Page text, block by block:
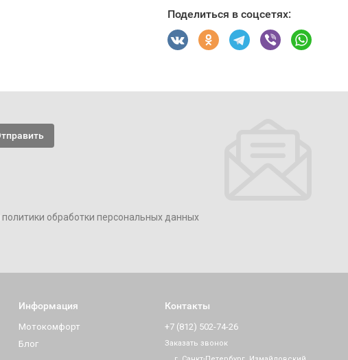
Поделиться в соцсетях:
политики обработки персональных данных
Информация
Мотокомфорт
Блог
Контакты
+7 (812) 502-74-26
Заказать звонок